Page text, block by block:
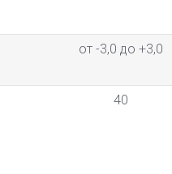
от -3,0 до +3,0
40